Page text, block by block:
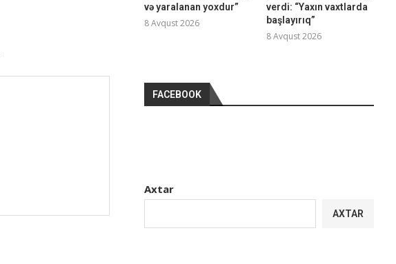
və yaralanan yoxdur”
8 Avqust 2026
verdi: “Yaxın vaxtlarda
başlayırıq”
8 Avqust 2026
FACEBOOK
Axtar
AXTAR